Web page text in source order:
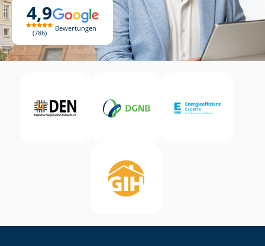
4,9
786
Bewertungen